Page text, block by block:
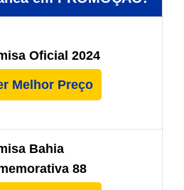
Oficial 2024
Melhor Preço
Bahia
88